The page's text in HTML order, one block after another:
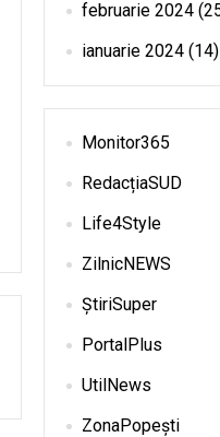
februarie 2024
ianuarie 2024 (14)
Monitor365
RedacțiaSUD
Life4Style
ZilnicNEWS
ȘtiriSuper
PortalPlus
UtilNews
ZonaPopești